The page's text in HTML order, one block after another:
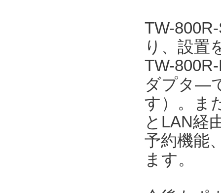
TW-
り、設置
TW-
ダプタ―
す）。ま
とLAN経
予約機能
ます。